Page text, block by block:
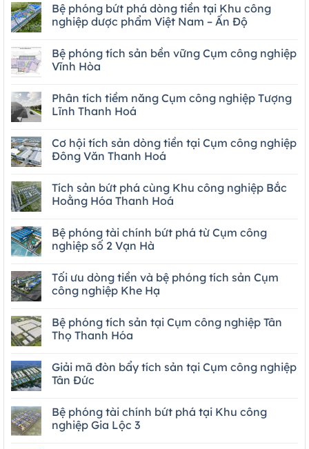
Bệ phóng bứt phá dòng tiền tại Khu công
nghiệp dược phẩm Việt Nam – Ấn Độ
Bệ phóng tích sản bền vững Cụm công nghiệp
Vĩnh Hòa
Phân tích tiềm năng Cụm công nghiệp Tượng
Lĩnh Thanh Hoá
Cơ hội tích sản dòng tiền tại Cụm công nghiệp
Đông Văn Thanh Hoá
Tích sản bứt phá cùng Khu công nghiệp Bắc
Hoằng Hóa Thanh Hoá
Bệ phóng tài chính bứt phá từ Cụm công
nghiệp số 2 Vạn Hà
Tối ưu dòng tiền và bệ phóng tích sản Cụm
công nghiệp Khe Hạ
Bệ phóng tích sản tại Cụm công nghiệp Tân
Thọ Thanh Hóa
Giải mã đòn bẩy tích sản tại Cụm công nghiệp
Tân Đức
Bệ phóng tài chính bứt phá tại Khu công
nghiệp Gia Lộc 3